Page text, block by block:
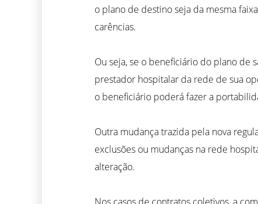
o plano de destino seja da mesma
carências.
Ou seja, se o beneficiário do plano de
prestador hospitalar da rede de sua
o beneficiário poderá fazer a
Outra mudança trazida pela nova
exclusões ou mudanças na rede
alteração.